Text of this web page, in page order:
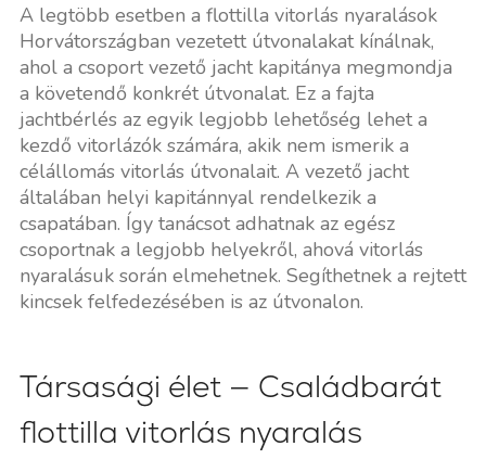
A legtöbb esetben a flottilla vitorlás nyaralások
Horvátországban vezetett útvonalakat kínálnak,
ahol a csoport vezető jacht kapitánya megmondja
a követendő konkrét útvonalat. Ez a fajta
jachtbérlés az egyik legjobb lehetőség lehet a
kezdő vitorlázók számára, akik nem ismerik a
célállomás vitorlás útvonalait. A vezető jacht
általában helyi kapitánnyal rendelkezik a
csapatában. Így tanácsot adhatnak az egész
csoportnak a legjobb helyekről, ahová vitorlás
nyaralásuk során elmehetnek. Segíthetnek a rejtett
kincsek felfedezésében is az útvonalon.
Társasági élet — Családbarát
flottilla vitorlás nyaralás